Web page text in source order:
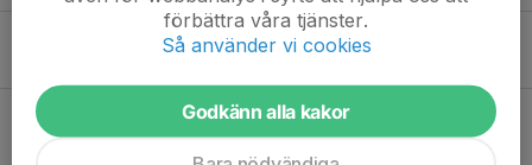
Terminsstart 18/1
Terminsavslutning 18/12
6 nov 2025 0
förbättra våra tjänster.
Så använder vi cookies
Godkänn alla kakor